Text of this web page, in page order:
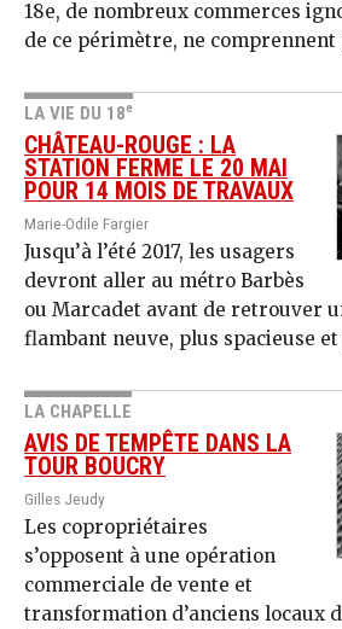
18e, de nombreux commerces
de ce périmètre, ne comprennent
LA VIE DU 18e
CHÂTEAU-ROUGE : LA
STATION FERME LE 20 MAI
POUR 14 MOIS DE TRAVAUX
Marie-Odile Fargier
Jusqu’à l’été 2017, les usagers
devront aller au métro Barbès
ou Marcadet avant de retrouver
flambant neuve, plus spacieuse
LA CHAPELLE
AVIS DE TEMPÊTE DANS LA
TOUR BOUCRY
Gilles Jeudy
Les copropriétaires
s’opposent à une opération
commerciale de vente et
transformation d’anciens locaux